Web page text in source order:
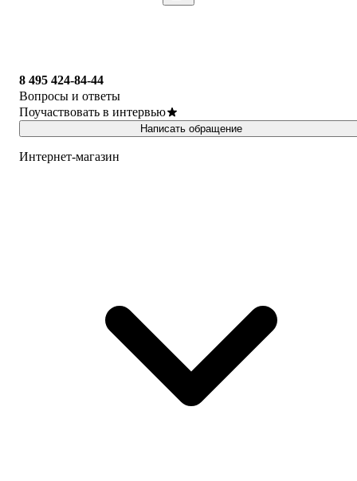
8 495 424-84-44
Вопросы и ответы
Поучаствовать в интервью
Написать обращение
Интернет-магазин